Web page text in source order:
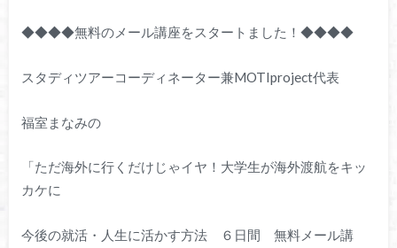
◆◆◆◆無料のメール講座をスタートました！◆◆◆◆
スタディツアーコーディネーター兼MOTIproject代表
福室まなみの
「ただ海外に行くだけじゃイヤ！大学生が海外渡航をキッ
カケに
今後の就活・人生に活かす方法 ６日間 無料メール講